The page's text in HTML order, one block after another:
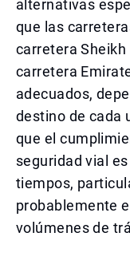
alternativas
que las
carretera
carretera
adecuados,
destino de cada
que el
seguridad vial
tiempos,
probablemente
volúmenes de